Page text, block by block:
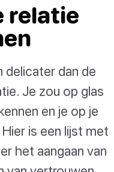
relatie
delicater dan de
Je zou op glas
en je op je
is een lijst met
het aangaan van